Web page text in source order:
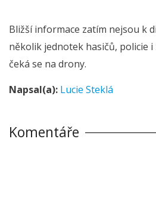
Bližší informace zatím nejsou k
několik jednotek hasičů, policie
čeká se na drony.
Napsal(a): Lucie Steklá
Komentáře